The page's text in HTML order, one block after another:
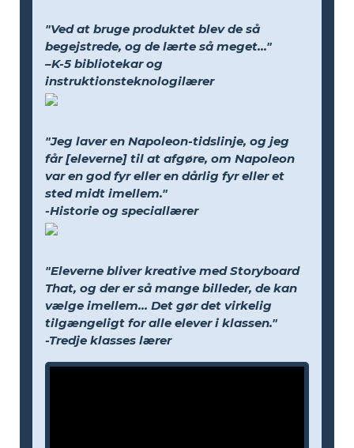
"Ved at bruge produktet blev de så
begejstrede, og de lærte så meget..."
–K-5 bibliotekar og
instruktionsteknologilærer
"Jeg laver en Napoleon-tidslinje, og jeg
får [eleverne] til at afgøre, om Napoleon
var en god fyr eller en dårlig fyr eller et
sted midt imellem."
-Historie og speciallærer
"Eleverne bliver kreative med Storyboard
That, og der er så mange billeder, de kan
vælge imellem... Det gør det virkelig
tilgængeligt for alle elever i klassen."
-Tredje klasses lærer